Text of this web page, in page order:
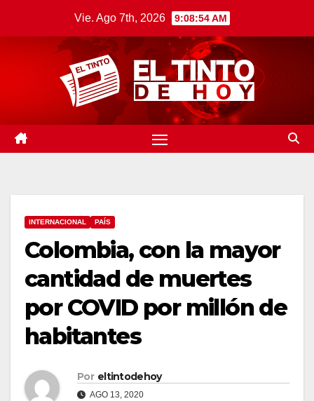
Vie. Ago 7th, 2026 9:08:55 AM
INTERNACIONAL PAÍS
Colombia, con la mayor
cantidad de muertes
por COVID por millón de
habitantes
Por eltintodehoy
AGO 13, 2020